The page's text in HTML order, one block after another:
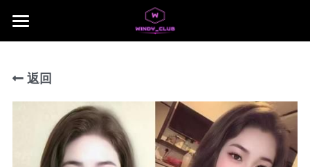
主页
jb area
所有商品分类
Local Taiwan Japan
Download App
返回
商品分类
所有商品分类